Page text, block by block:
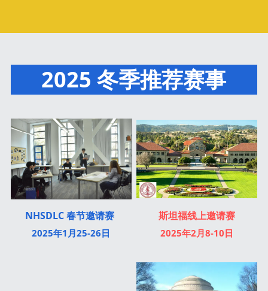
2025 冬季推荐赛事
NHSDLC 春节邀请赛
2025年1月25-26日
斯坦福线上邀请赛
2025年2月8-10日